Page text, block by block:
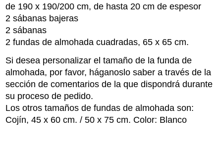
de 190 x 190/200 cm, de hasta 20 cm de espesor
2 sábanas bajeras
2 sábanas
2 fundas de almohada cuadradas, 65 x 65 cm.
Si desea personalizar el tamaño de la funda de
almohada, por favor, háganoslo saber a través de la
sección de comentarios de la que dispondrá durante
su proceso de pedido.
Los otros tamaños de fundas de almohada son:
Cojín, 45 x 60 cm. / 50 x 75 cm. Color: Blanco